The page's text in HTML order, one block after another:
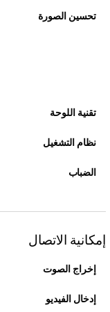
تحسين الصورة
تقنية اللوحة
نظام التشغيل
الضباب
إمكانية الاتصال
إخراج الصوت
إدخال الفيديو